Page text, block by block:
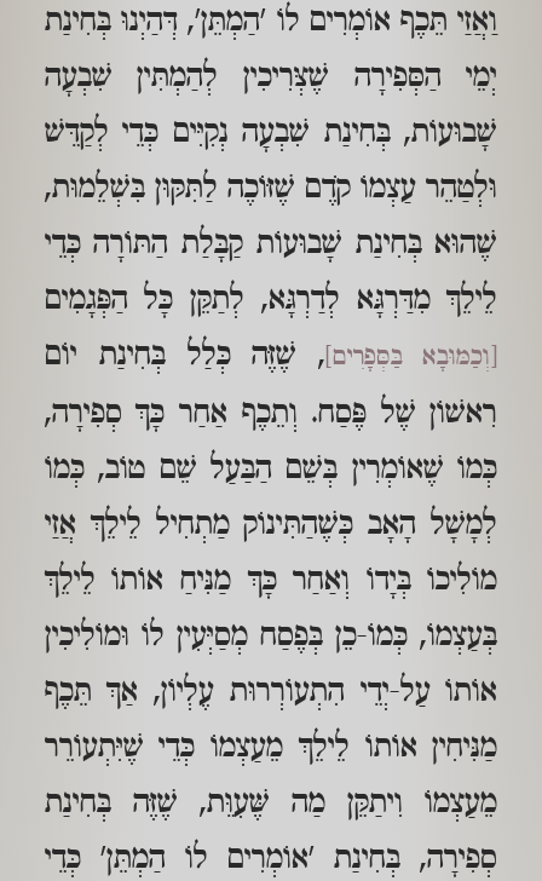
וַאֲזַי תֵּכֶף אוֹמְרִים לוֹ 'הַמְתֵּן', דְּהַיְנוּ בְּחִינַת
יְמֵי הַסְּפִירָה שֶׁצְּרִיכִין לְהַמְתִּין שִׁבְעָה
שָׁבוּעוֹת, בְּחִינַת שִׁבְעָה נְקִיִּים כְּדֵי לְקַדֵּשׁ
וּלְטַהֵר עַצְמוֹ קֹדֶם שֶׁזּוֹכֶה לַתִּקּוּן בִּשְׁלֵמוּת,
שֶׁהוּא בְּחִינַת שָׁבוּעוֹת קַבָּלַת הַתּוֹרָה כְּדֵי
לֵילֵךְ מִדַּרְגָּא לְדַרְגָּא, לְתַקֵּן כָּל הַפְּגָמִים
[וְכַמּוּבָא בַּסְּפָרִים] , שֶׁזֶּה כְּלַל בְּחִינַת יוֹם
רִאשׁוֹן שֶׁל פֶּסַח. וְתֵכֶף אַחַר כָּךְ סְפִירָה,
כְּמוֹ שֶׁאוֹמְרִין בְּשֵׁם הַבַּעַל שֵׁם טוֹב, כְּמוֹ
לְמָשָׁל הָאָב כְּשֶׁהַתִּינוֹק מַתְחִיל לֵילֵךְ אֲזַי
מוֹלִיכוֹ בְּיָדוֹ וְאַחַר כָּךְ מַנִּיחַ אוֹתוֹ לֵילֵךְ
בְּעַצְמוֹ, כְּמוֹ-כֵן בְּפֶסַח מְסַיְּעִין לוֹ וּמוֹלִיכִין
אוֹתוֹ עַל-יְדֵי הִתְעוֹרְרוּת עֶלְיוֹן, אַךְ תֵּכֶף
מַנִּיחִין אוֹתוֹ לֵילֵךְ מֵעַצְמוֹ כְּדֵי שֶׁיִּתְעוֹרֵר
מֵעַצְמוֹ וִיתַקֵּן מַה שֶּׁעִוֵּת, שֶׁזֶּה בְּחִינַת
סְפִירָה, בְּחִינַת 'אוֹמְרִים לוֹ הַמְתֵּן' כְּדֵי